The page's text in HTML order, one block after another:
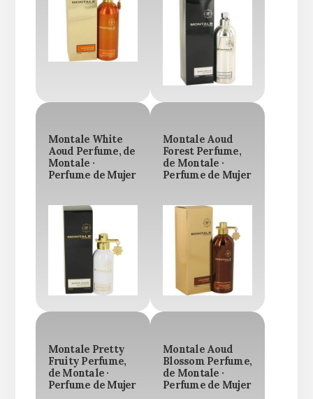
Montale White
Aoud Perfume, de
Montale ·
Perfume de Mujer
Montale Aoud
Forest Perfume,
de Montale ·
Perfume de Mujer
Montale Pretty
Fruity Perfume,
de Montale ·
Perfume de Mujer
Montale Aoud
Blossom Perfume,
de Montale ·
Perfume de Mujer